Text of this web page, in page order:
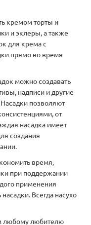
кремом торты и
и эклеры, а также
для крема с
прямо во время
можно создавать
надписи и другие
позволяют
от
насадка имеет
создания
время,
при поддержании
применения
Всегда насухо
любому любителю